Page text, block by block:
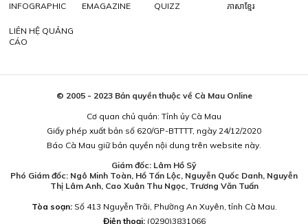
INFOGRAPHIC EMAGAZINE QUIZZ ភាសាខ្មែរ
LIÊN HỆ QUẢNG
CÁO
© 2005 - 2023 Bản quyền thuộc về Cà Mau Online
Cơ quan chủ quản: Tỉnh ủy Cà Mau
Giấy phép xuất bản số 620/GP-BTTTT, ngày 24/12/2020
Báo Cà Mau giữ bản quyền nội dung trên website này.
Giám đốc: Lâm Hồ Sỹ
Phó Giám đốc: Ngô Minh Toàn, Hồ Tấn Lộc, Nguyễn Quốc Danh, Nguyễn
Thị Lâm Anh, Cao Xuân Thu Ngọc, Trương Văn Tuấn
Tòa soạn:Số 413 Nguyễn Trãi, Phường An Xuyên, tỉnh Cà Mau.
Điện thoại: (0290)3831066